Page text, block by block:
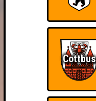
Cottbus